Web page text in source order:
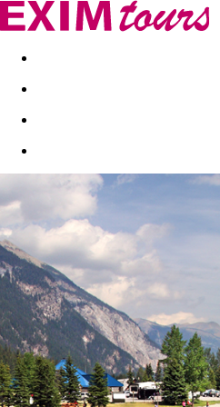
Akční nabídky Last minute